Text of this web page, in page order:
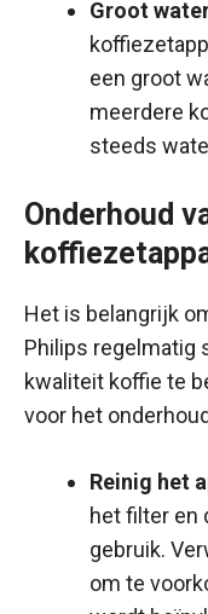
Groot
een groot
meerdere
steeds
Onderhoud
Het is belangrijk
Philips regelmatig
kwaliteit koffie te
voor het
Reinig het
het filter en
gebruik.
om te